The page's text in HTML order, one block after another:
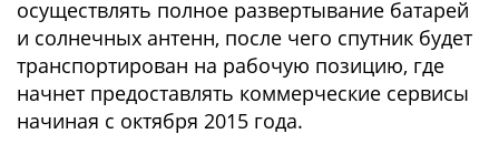
осуществлять полное развертывание батарей
и солнечных антенн, после чего спутник будет
транспортирован на рабочую позицию, где
начнет предоставлять коммерческие сервисы
начиная с октября 2015 года.